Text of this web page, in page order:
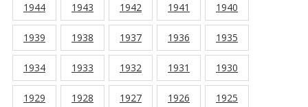
1944 1943 1942 1941 1940
1939 1938 1937 1936 1935
1934 1933 1932 1931 1930
1929 1928 1927 1926 1925